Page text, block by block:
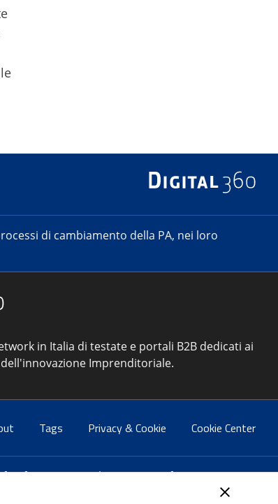
di cambiamento della PA, nei loro
in Italia di testate e portali B2B dedicati ai
Imprenditoriale.
Tags Privacy & Cookie Cookie Center
- tel. 06 684251 - fax. 06 68425433